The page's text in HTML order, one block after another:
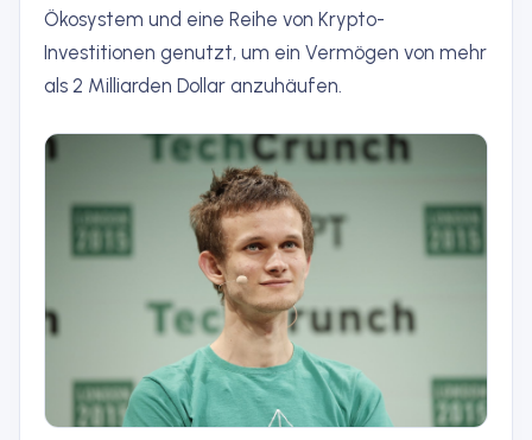
Ökosystem und eine Reihe von Krypto-
Investitionen genutzt, um ein Vermögen von mehr
als 2 Milliarden Dollar anzuhäufen.